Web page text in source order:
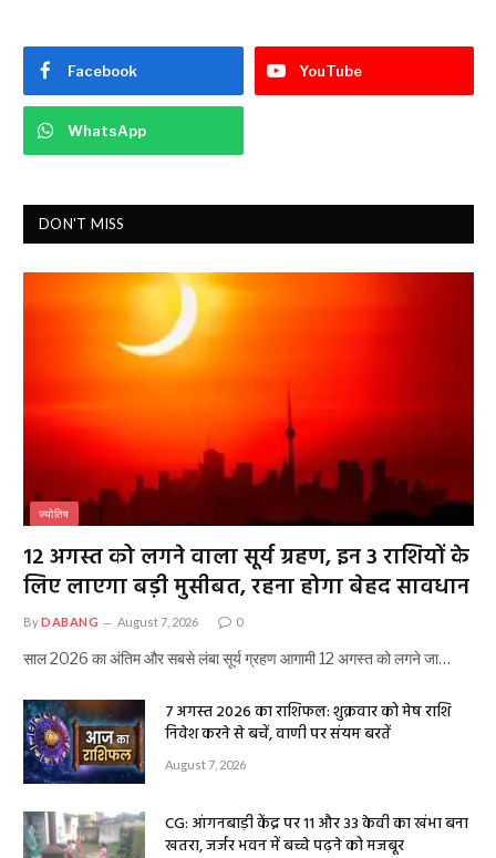
Facebook YouTube
WhatsApp
DON'T MISS
ज्योतिष
12 अगस्त को लगने वाला सूर्य ग्रहण, इन 3 राशियों के
लिए लाएगा बड़ी मुसीबत, रहना होगा बेहद सावधान
ByDABANG August 7, 2026 0
साल 2026 का अंतिम और सबसे लंबा सूर्य ग्रहण आगामी 12 अगस्त को लगने जा…
7 अगस्त 2026 का राशिफल: शुक्रवार को मेष राशि
निवेश करने से बचें, वाणी पर संयम बरतें
August 7, 2026
CG: आंगनबाड़ी केंद्र पर 11 और 33 केवी का खंभा बना
खतरा, जर्जर भवन में बच्चे पढ़ने को मजबूर